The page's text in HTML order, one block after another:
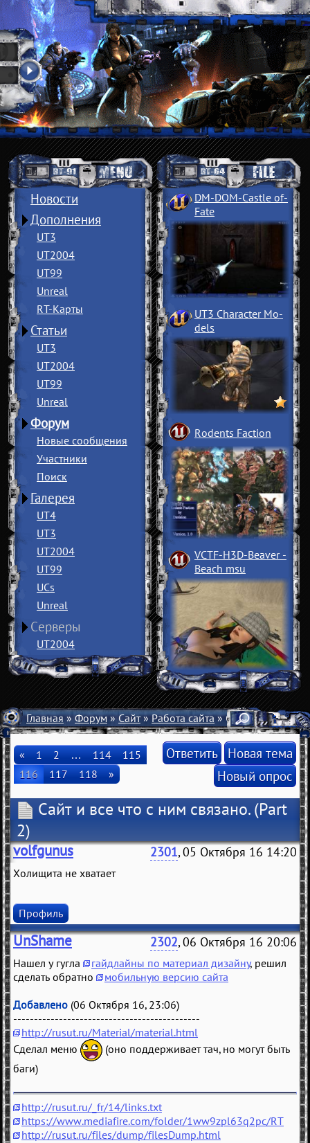
Новости
Дополнения
UT3
UT2004
UT99
Unreal
RT-Карты
Статьи
UT3
UT2004
UT99
Unreal
Форум
Новые сообщения
Участники
Поиск
Галерея
UT4
UT3
UT2004
UT99
UCs
Unreal
Серверы
UT2004
DM-DOM-Castle of­
Fate
UT3 Character Mo­
dels
Rodents Faction
VCTF-H3D-Beaver ­
Beach msu
Главная»Форум»Сайт»Работа сайта» Сайт и все что с
« 1 2 … 114
115
116
117 118 »
Ответить Новая тема
Новый опрос
Сайт и все что с ним связано.(Part
2)
volfgunus 2301, 05 Октября 16 14:20
Холищита не хватает
Профиль
UnShame 2302, 06 Октября 16 20:06
Нашел у гугла гайдлайны по материал дизайну, решил
сделать обратно
мобильную версию сайта
Добавлено (06 Октября 16, 23:06)
---------------------------------------------
http://rusut.ru/Material/material.html
Сделал меню
(оно поддерживает тач, но могут быть
баги)
http://rusut.ru/_fr/14/links.txt
https://www.mediafire.com/folder/1ww9zpl63q2pc/RT
http://rusut.ru/files/dump/filesDump.html